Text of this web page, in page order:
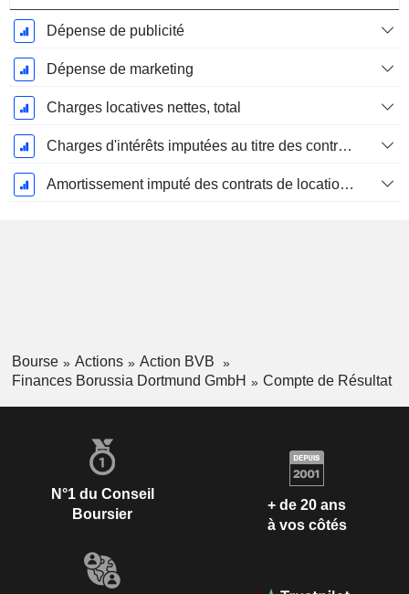
Dépense de publicité
Dépense de marketing
Charges locatives nettes, total
Charges d'intérêts imputées au titre des contrats de location
Amortissement imputé des contrats de location simple
Bourse Actions
Action BVB
Finances Borussia Dortmund GmbH
Compte de Résultat
N°1 du Conseil
Boursier
+ de 20 ans
à vos côtés